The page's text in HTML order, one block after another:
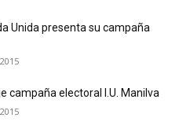
Unida presenta su campaña
campaña electoral I.U. Manilva